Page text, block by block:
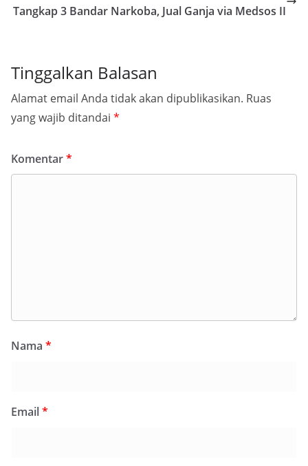
Tangkap 3 Bandar Narkoba, Jual Ganja via Medsos II
Tinggalkan Balasan
Alamat email Anda tidak akan dipublikasikan. Ruas
yang wajib ditandai *
Komentar*
Nama *
Email*